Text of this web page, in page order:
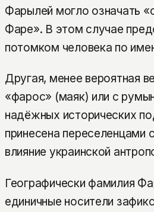
Фарылей могло означать
Фаре». В этом случае
потомком человека по
Другая, менее вероятная
«фарос» (маяк) или с
надёжных исторических
принесена переселенцами
влияние украинской
Географически фамилия
единичные носители